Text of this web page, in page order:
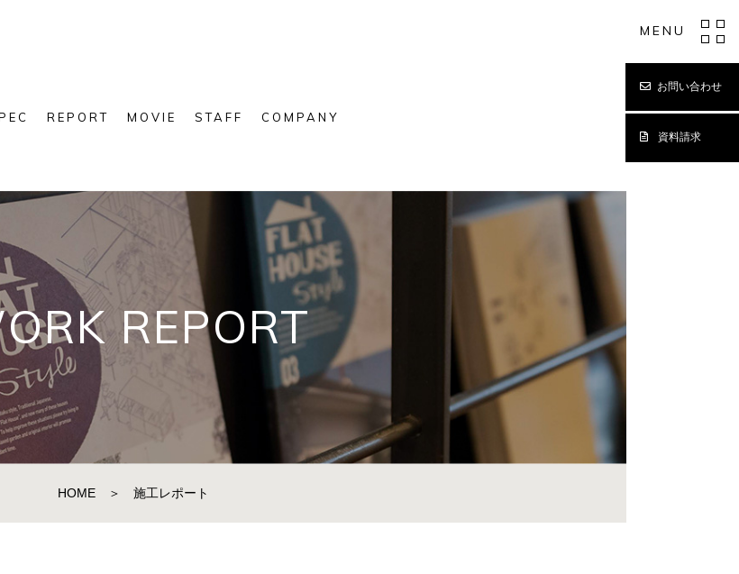
REPORT MOVIE STAFF COMPANY
MENU
お問い合わせ
資料請求
REPORT
HOME ＞ 施工レポート